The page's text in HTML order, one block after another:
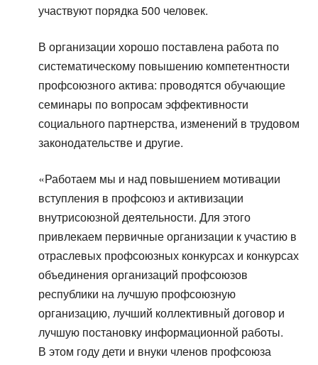
участвуют порядка 500 человек.
В организации хорошо поставлена работа по
систематическому повышению компетентности
профсоюзного актива: проводятся обучающие
семинары по вопросам эффективности
социального партнерства, изменений в трудовом
законодательстве и другие.
«Работаем мы и над повышением мотивации
вступления в профсоюз и активизации
внутрисоюзной деятельности. Для этого
привлекаем первичные организации к участию в
отраслевых профсоюзных конкурсах и конкурсах
объединения организаций профсоюзов
республики на лучшую профсоюзную
организацию, лучший коллективный договор и
лучшую постановку информационной работы.
В этом году дети и внуки членов профсоюза